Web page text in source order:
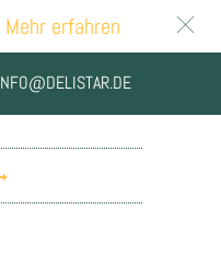
Mehr erfahren